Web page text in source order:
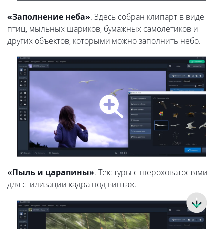
«Заполнение неба». Здесь собран клипарт в виде
птиц, мыльных шариков, бумажных самолетиков и
других объектов, которыми можно заполнить небо.
«Пыль и царапины». Текстуры с шероховатостями
для стилизации кадра под винтаж.